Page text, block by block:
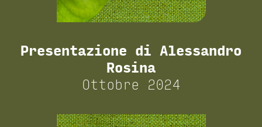
Presentazione di Alessandro
Rosina
Ottobre 2024